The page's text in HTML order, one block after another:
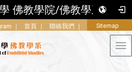
佛教學院/佛教學系
｜ 首頁 ｜ 聯絡我們 ｜ Sitemap